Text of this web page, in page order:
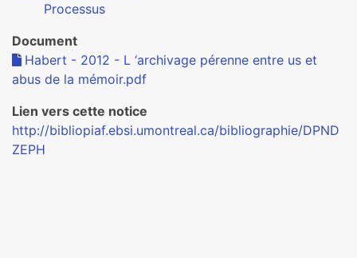
Processus
Document
Habert - 2012 - L ‘archivage pérenne entre us et
abus de la mémoir.pdf
Lien vers cette notice
http://bibliopiaf.ebsi.umontreal.ca/bibliographie/DPND
ZEPH